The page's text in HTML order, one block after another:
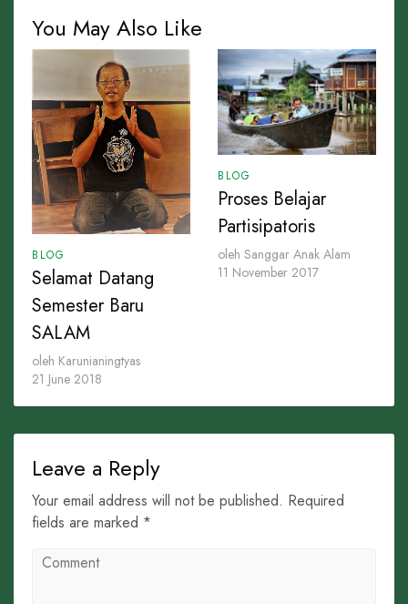
You May Also Like
BLOG
Selamat Datang
Semester Baru
SALAM
oleh Karunianingtyas
21 June 2018
BLOG
Proses Belajar
Partisipatoris
oleh Sanggar Anak Alam
11 November 2017
Leave a Reply
Your email address will not be published. Required
fields are marked *